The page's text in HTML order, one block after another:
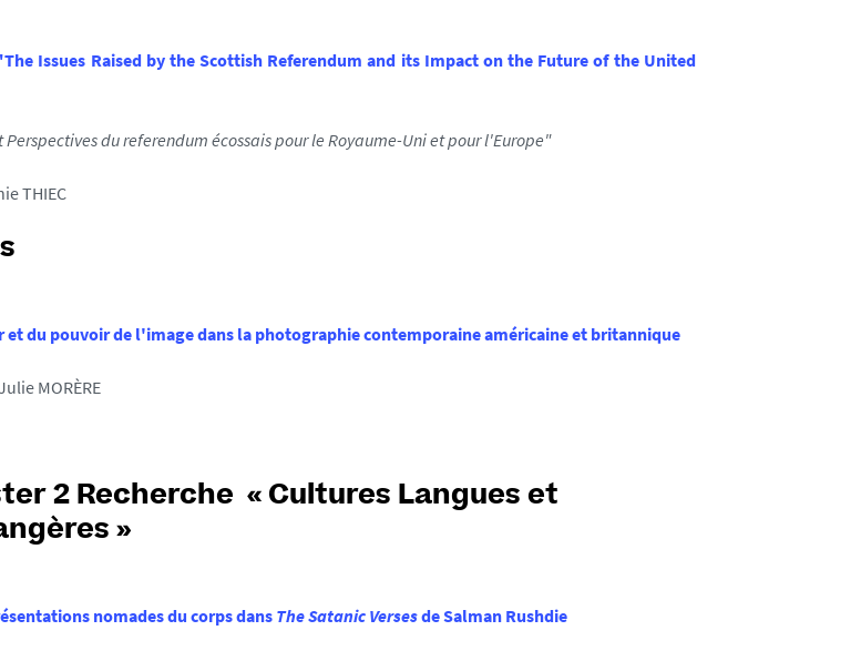
Issues Raised by the Scottish Referendum and its Impact on the Future of the United
du referendum écossais pour le Royaume-Uni et pour l'Europe"
THIEC
et du pouvoir de l'image dans la photographie contemporaine américaine et britannique
MORÈRE
2 Recherche « Cultures Langues et
»
nomades du corps dans The Satanic Versesde Salman Rushdie